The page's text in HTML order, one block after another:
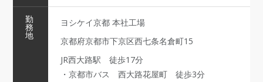
勤
務
地
ヨシケイ京都 本社工場
京都府京都市下京区西七条名倉町15
JR西大路駅 徒歩17分
・京都市バス 西大路花屋町 徒歩3分